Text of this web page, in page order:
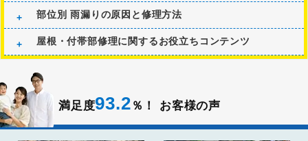
部位別 雨漏りの原因と修理方法
屋根・付帯部修理に関するお役立ちコンテンツ
満足度93.2 ％！ お客様の声